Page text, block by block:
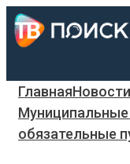
ГлавнаяНовости
Муниципальные
обязательные